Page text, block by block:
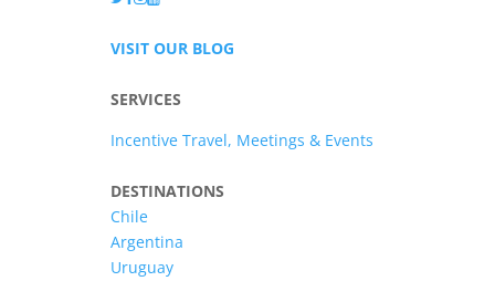
VISIT OUR BLOG
SERVICES
Incentive Travel, Meetings & Events
DESTINATIONS
Chile
Argentina
Uruguay